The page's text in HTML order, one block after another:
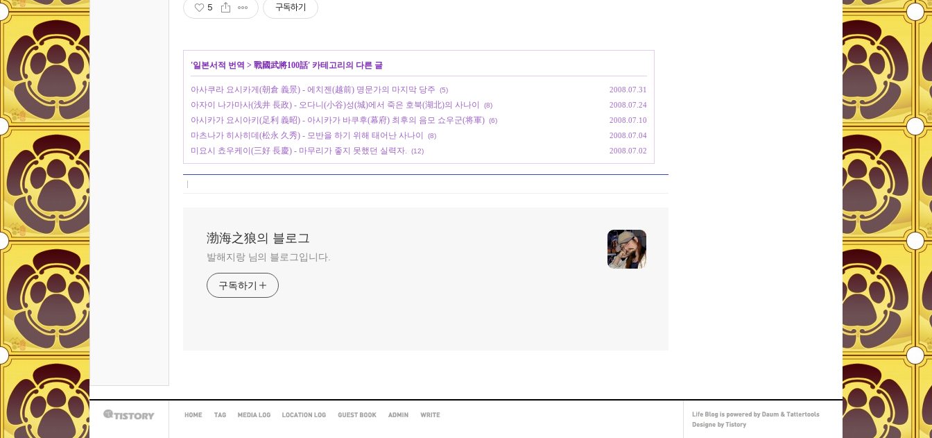
5 구독하기
'일본서적 번역 > 戰國武將100話' 카테고리의 다른 글
아사쿠라 요시카게(朝倉 義景) - 에치젠(越前) 명문가의 마지막 당주 (5) 2008.07.31
아자이 나가마사(浅井 長政) - 오다니(小谷)성(城)에서 죽은 호북(湖北)의 사나이 (8) 2008.07.24
아시카가 요시아키(足利 義昭) - 아시카가 바쿠후(幕府) 최후의 음모 쇼우군(将軍) (6) 2008.07.10
마츠나가 히사히데(松永 久秀) - 모반을 하기 위해 태어난 사나이 (8) 2008.07.04
미요시 쵸우케이(三好 長慶) - 마무리가 좋지 못했던 실력자. (12) 2008.07.02
渤海之狼의 블로그
발해지랑 님의 블로그입니다.
구독하기